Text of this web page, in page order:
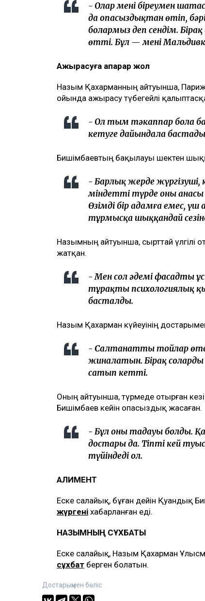
- Олар мені біреумен
да опасыздықтан өтіп,
болармыз деп сендім.
өтті. Бұл — менің
Ажырасуға апарар жол
Назым Қахарманның айтуынша,
ойында ажырасу түбегейлі
- Ол тым тәкаппар бола
кетуге дайындала
Бишімбаевтың бақылауы шектен
- Барлық жерде
міндетті түрде оның
Өзімді бір адамға емес,
тұрмысқа шыққандай
Назымның айтуынша, сырттай үлгілі
жатқан.
- Мен сол әдемі фасадты
тұрақты психологиялық
басталды.
Назым Қахарман күйеуінің
- Салтанатты тойлар
жиналатын. Бірақ
сатып кетті.
Оның айтуынша, түрмеде отырған
Бишімбаев кейін опасыздық жасаған.
- Бұл оның таңдауы болды.
достары да. Тіпті кей
түйіндеді ол.
АЛИМЕНТ
Еске салайық, бұған дейін Қуандық
жүргені хабарланған еді.
НАЗЫМНЫҢ СҰХБАТЫ
Еске салайық, Назым Қахарман
сұхбат берген болатын.
Достарыңмен бөліс